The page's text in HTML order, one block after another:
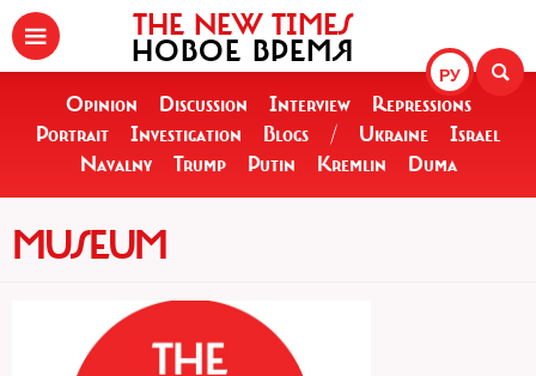
РУ
THE NEW TIMES
НОВОЕ ВРЕМЯ
Opinion Discussion Interview
Repressions
Portrait
Investigation Blogs / Ukraine
Israel
Navalny
Trump Putin Kremlin Duma
MUSEUM